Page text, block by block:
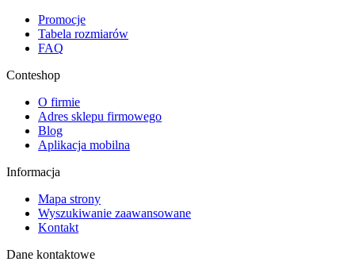
Promocje
Tabela rozmiarów
FAQ
Conteshop
O firmie
Adres sklepu firmowego
Blog
Aplikacja mobilna
Informacja
Mapa strony
Wyszukiwanie zaawansowane
Kontakt
Dane kontaktowe